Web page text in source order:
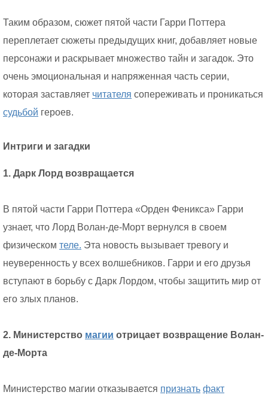
Таким образом, сюжет пятой части Гарри Поттера
переплетает сюжеты предыдущих книг, добавляет новые
персонажи и раскрывает множество тайн и загадок. Это
очень эмоциональная и напряженная часть серии,
которая заставляет читателя сопереживать и проникаться
судьбой героев.
Интриги и загадки
1. Дарк Лорд возвращается
В пятой части Гарри Поттера «Орден Феникса» Гарри
узнает, что Лорд Волан-де-Морт вернулся в своем
физическом теле. Эта новость вызывает тревогу и
неуверенность у всех волшебников. Гарри и его друзья
вступают в борьбу с Дарк Лордом, чтобы защитить мир от
его злых планов.
2. Министерство магии отрицает возвращение Волан-
де-Морта
Министерство магии отказывается признать факт